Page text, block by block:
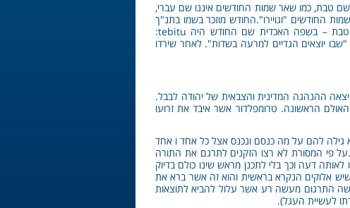
השם טבת, כמו שאר שמות החודשים איננו שם עברי,
החודשים "וגויירו".החודש מוזכר בשמו בתנ"ך
במגילת אסתר, מגילה המאוחרת לתקופת שיבת ציון: "בחדש העשירי הוא חדש טבת" (אסתר ב'). פירוש השם טבת – בשפה האכדית שם החודש היה tebitu:
יוצאים הגדיים למרעה בשדות". לאחר שירדו
יצאה ההנהגה המדינית והצבאית של יהודה לבבל.
העבריים במלחמת האולם הראשונה. טרומפלדור אשר איבד את זרועו
גילה להם על מה כנסם ונכנס אצל כל אחד ו אחד
פי המסורת לא רצו הזקנים לתרגם את התורה
דעה וכך בלי לתכנן מראש שינו כולם בדיוק
אלוקים הנקרא בראשית והוא זה אשר ברא את
התרגום מעשה רע אשר עלול להביא לתוצאות
לעשיית העגל).